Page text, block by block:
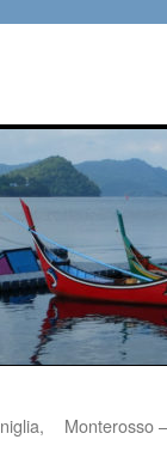
Monterosso